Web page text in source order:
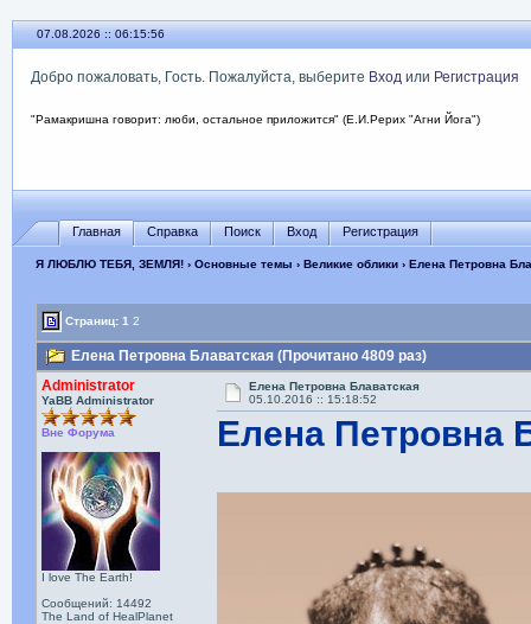
07.08.2026 :: 06:15:58
Добро пожаловать, Гость. Пожалуйста, выберите Входили Регистрация
"Рамакришна говорит: люби, остальное приложится" (Е.И.Рерих "Агни Йога")
Главная Справка Поиск Вход Регистрация
Я ЛЮБЛЮ ТЕБЯ, ЗЕМЛЯ!› Основные темы › Великие облики› Елена Петровна
Страниц:1 2
Елена Петровна Блаватская (Прочитано 4809 раз)
Administrator
YaBB Administrator
Вне Форума
I love The Earth!
Сообщений: 14492
The Land of HealPlanet
Елена Петровна Блаватская
05.10.2016 :: 15:18:52
Елена Петровна